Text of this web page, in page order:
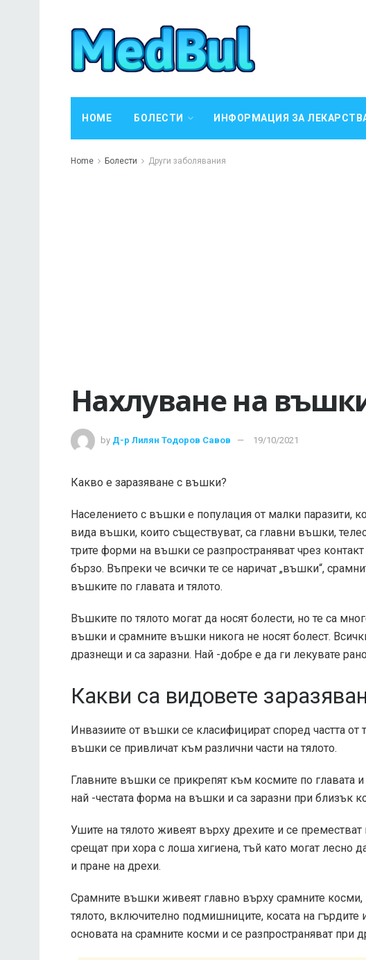
HOME БОЛЕСТИ ИНФОРМАЦИЯ ЗА
Home Болести Други заболявания
Нахлуване на
by Д-р Лилян Тодоров Савов 19/10/2021
Какво е заразяване с въшки?
Населението с въшки е популация от малки паразити,
вида въшки, които съществуват, са главни въшки,
трите форми на въшки се разпространяват чрез
бързо. Въпреки че всички те се наричат ​​„въшки“,
въшките по главата и тялото.
Въшките по тялото могат да носят болести, но те са
въшки и срамните въшки никога не носят болест.
дразнещи и са заразни. Най -добре е да ги лекувате
Какви са видовете
Инвазиите от въшки се класифицират според частта от
въшки се привличат към различни части на тялото.
Главните въшки се прикрепят към космите по главата
най -честата форма на въшки и са заразни при близък
Ушите на тялото живеят върху дрехите и се преместват
срещат при хора с лоша хигиена, тъй като могат лесно
и пране на дрехи.
Срамните въшки живеят главно върху срамните
тялото, включително подмишниците, косата на гърдите
основата на срамните косми и се разпространяват при